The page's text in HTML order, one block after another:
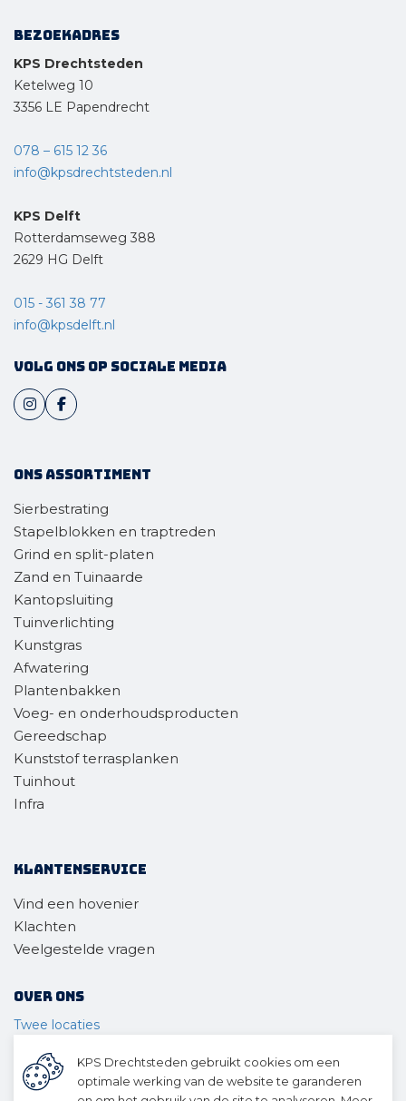
Bezoekadres
KPS Drechtsteden
Ketelweg 10
3356 LE Papendrecht
078 – 615 12 36
info@kpsdrechtsteden.nl
KPS Delft
Rotterdamseweg 388
2629 HG Delft
015 - 361 38 77
info@kpsdelft.nl
Volg ons op sociale media
Ons assortiment
Sierbestrating
Stapelblokken en traptreden
Grind en split-platen
Zand en Tuinaarde
Kantopsluiting
Tuinverlichting
Kunstgras
Afwatering
Plantenbakken
Voeg- en onderhoudsproducten
Gereedschap
Kunststof terrasplanken
Tuinhout
Infra
Klantenservice
Vind een hovenier
Klachten
Veelgestelde vragen
Over ons
Twee locaties
Ons materieel
Ons team
KPS Drechtsteden gebruikt cookies om een
optimale werking van de website te garanderen